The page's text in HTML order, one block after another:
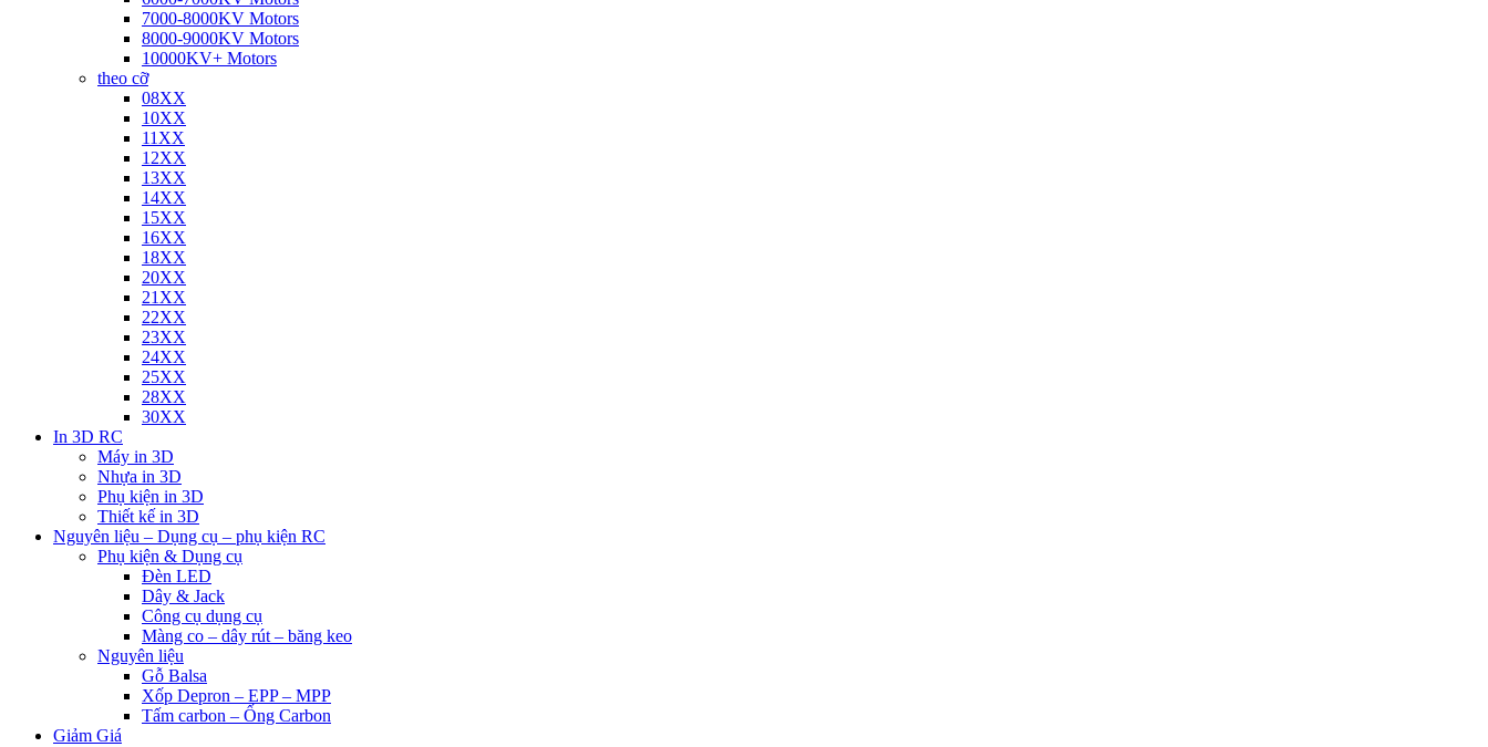
7000-8000KV Motors
8000-9000KV Motors
10000KV+ Motors
theo cỡ
08XX
10XX
11XX
12XX
13XX
14XX
15XX
16XX
18XX
20XX
21XX
22XX
23XX
24XX
25XX
28XX
30XX
In 3D RC
Máy in 3D
Nhựa in 3D
Phụ kiện in 3D
Thiết kế in 3D
Nguyên liệu – Dụng cụ – phụ kiện RC
Phụ kiện & Dụng cụ
Đèn LED
Dây & Jack
Công cụ dụng cụ
Màng co – dây rút – băng keo
Nguyên liệu
Gỗ Balsa
Xốp Depron – EPP – MPP
Tấm carbon – Ống Carbon
Giảm Giá